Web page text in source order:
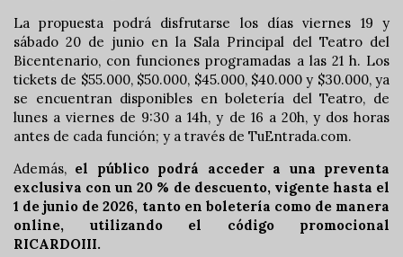
La propuesta podrá disfrutarse los días viernes 19 y
sábado 20 de junio en la Sala Principal del Teatro del
Bicentenario, con funciones programadas a las 21 h. Los
tickets de $55.000, $50.000, $45.000, $40.000 y $30.000, ya
se encuentran disponibles en boletería del Teatro, de
lunes a viernes de 9:30 a 14h, y de 16 a 20h, y dos horas
antes de cada función; y a través de TuEntrada.com.
Además, el público podrá acceder a una preventa
exclusiva con un 20 % de descuento, vigente hasta el
1 de junio de 2026, tanto en boletería como de manera
online, utilizando el código promocional
RICARDOIII.